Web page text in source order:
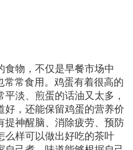
食物，不仅是早餐市场中
常常食用。鸡蛋有着很高的
淡、煎蛋的话油又太多，
好，还能保留鸡蛋的营养价
提神醒脑、消除疲劳、预防
么样可以做出好吃的茶叶